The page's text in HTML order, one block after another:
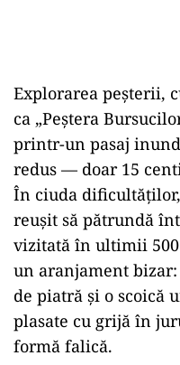
Explorarea peșterii,
ca „Peștera
printr-un pasaj
redus — doar 15
În ciuda
reușit să pătrundă
vizitată în ultimii 500
un aranjament
de piatră și o scoică
plasate cu grijă în
formă falică.